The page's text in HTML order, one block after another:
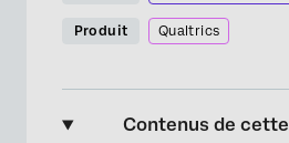
Produit Qualtrics
Contenus de